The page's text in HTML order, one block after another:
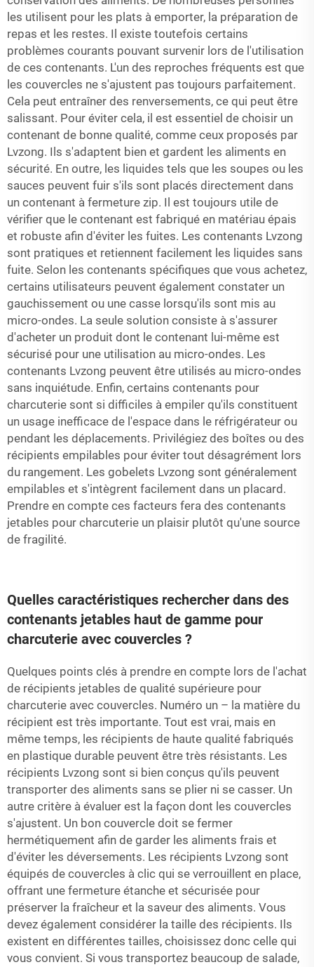
les utilisent pour les plats à emporter, la préparation de
repas et les restes. Il existe toutefois certains
problèmes courants pouvant survenir lors de l'utilisation
de ces contenants. L'un des reproches fréquents est que
les couvercles ne s'ajustent pas toujours parfaitement.
Cela peut entraîner des renversements, ce qui peut être
salissant. Pour éviter cela, il est essentiel de choisir un
contenant de bonne qualité, comme ceux proposés par
Lvzong. Ils s'adaptent bien et gardent les aliments en
sécurité. En outre, les liquides tels que les soupes ou les
sauces peuvent fuir s'ils sont placés directement dans
un contenant à fermeture zip. Il est toujours utile de
vérifier que le contenant est fabriqué en matériau épais
et robuste afin d'éviter les fuites. Les contenants Lvzong
sont pratiques et retiennent facilement les liquides sans
fuite. Selon les contenants spécifiques que vous achetez,
certains utilisateurs peuvent également constater un
gauchissement ou une casse lorsqu'ils sont mis au
micro-ondes. La seule solution consiste à s'assurer
d'acheter un produit dont le contenant lui-même est
sécurisé pour une utilisation au micro-ondes. Les
contenants Lvzong peuvent être utilisés au micro-ondes
sans inquiétude. Enfin, certains contenants pour
charcuterie sont si difficiles à empiler qu'ils constituent
un usage inefficace de l'espace dans le réfrigérateur ou
pendant les déplacements. Privilégiez des boîtes ou des
récipients empilables pour éviter tout désagrément lors
du rangement. Les gobelets Lvzong sont généralement
empilables et s'intègrent facilement dans un placard.
Prendre en compte ces facteurs fera des contenants
jetables pour charcuterie un plaisir plutôt qu'une source
de fragilité.
Quelles caractéristiques rechercher dans des
contenants jetables haut de gamme pour
charcuterie avec couvercles ?
Quelques points clés à prendre en compte lors de l'achat
de récipients jetables de qualité supérieure pour
charcuterie avec couvercles. Numéro un – la matière du
récipient est très importante. Tout est vrai, mais en
même temps, les récipients de haute qualité fabriqués
en plastique durable peuvent être très résistants. Les
récipients Lvzong sont si bien conçus qu'ils peuvent
transporter des aliments sans se plier ni se casser. Un
autre critère à évaluer est la façon dont les couvercles
s'ajustent. Un bon couvercle doit se fermer
hermétiquement afin de garder les aliments frais et
d'éviter les déversements. Les récipients Lvzong sont
équipés de couvercles à clic qui se verrouillent en place,
offrant une fermeture étanche et sécurisée pour
préserver la fraîcheur et la saveur des aliments. Vous
devez également considérer la taille des récipients. Ils
existent en différentes tailles, choisissez donc celle qui
vous convient. Si vous transportez beaucoup de salade,